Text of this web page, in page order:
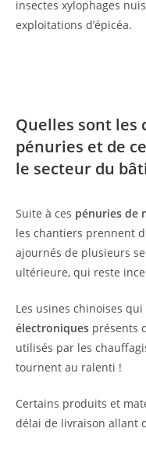
insectes xylophages
exploitations d’épicéa.
Quelles sont les
pénuries et de
le secteur du
Suite à ces pénuries de
les chantiers prennent
ajournés de plusieurs
ultérieure, qui reste
Les usines chinoises
électroniques présents
utilisés par les
tournent au ralenti !
Certains produits et
délai de livraison allant